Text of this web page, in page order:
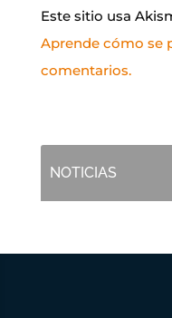
Este sitio usa
Aprende cómo se
comentarios.
NOTICIAS